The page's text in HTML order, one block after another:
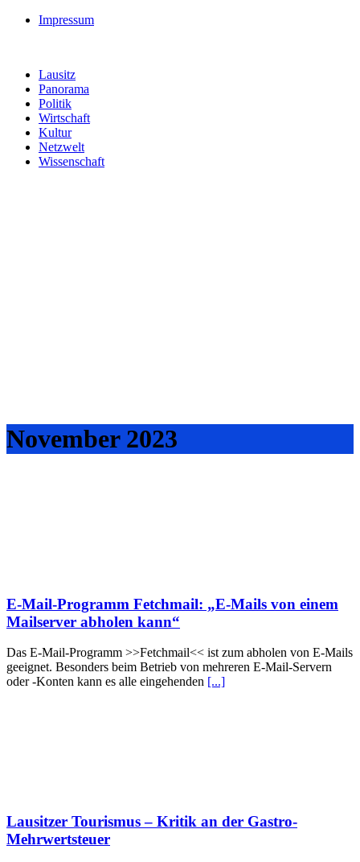
Impressum
Lausitz
Panorama
Politik
Wirtschaft
Kultur
Netzwelt
Wissenschaft
November 2023
E-Mail-Programm Fetchmail: „E-Mails von einem
Mailserver abholen kann“
Das E-Mail-Programm >>Fetchmail<< ist zum abholen von E-Mails
geeignet. Besonders beim Betrieb von mehreren E-Mail-Servern
oder -Konten kann es alle eingehenden [...]
Lausitzer Tourismus – Kritik an der Gastro-
Mehrwertsteuer